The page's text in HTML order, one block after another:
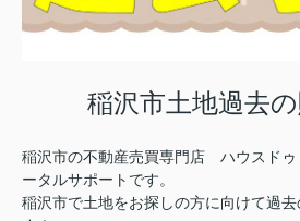
稲沢市土地過去
稲沢市の不動産売買専門店 ハウスドゥ
ータルサポートです。
稲沢市で土地をお探しの方に向けて過